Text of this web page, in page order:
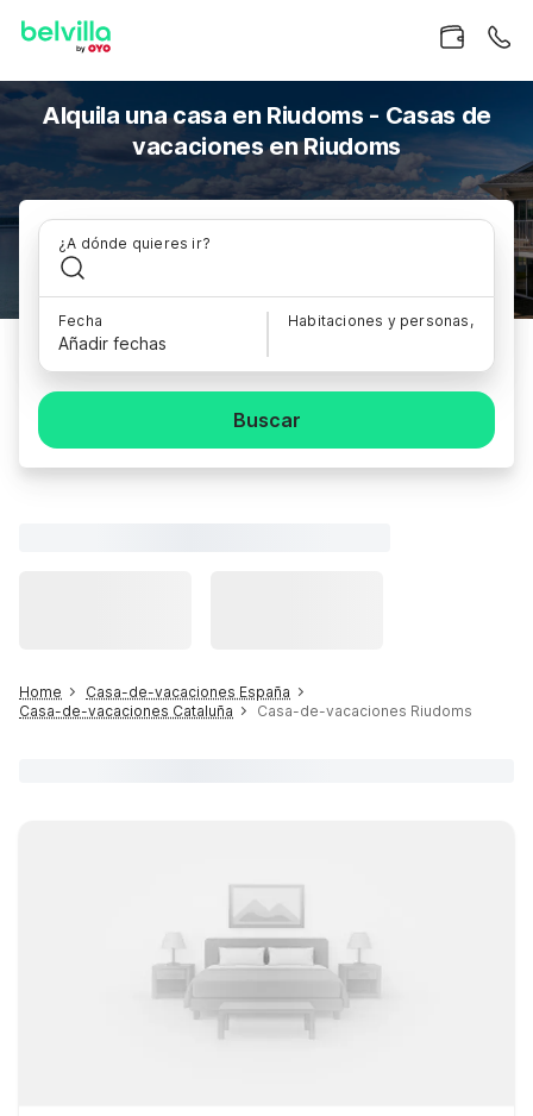
Alquila una casa en Riudoms - Casas de
vacaciones en Riudoms
¿A dónde quieres ir?
Fecha
Añadir fechas
Habitaciones y personas,
Buscar
Home
Casa-de-vacaciones España
Casa-de-vacaciones Cataluña
Casa-de-vacaciones Riudoms